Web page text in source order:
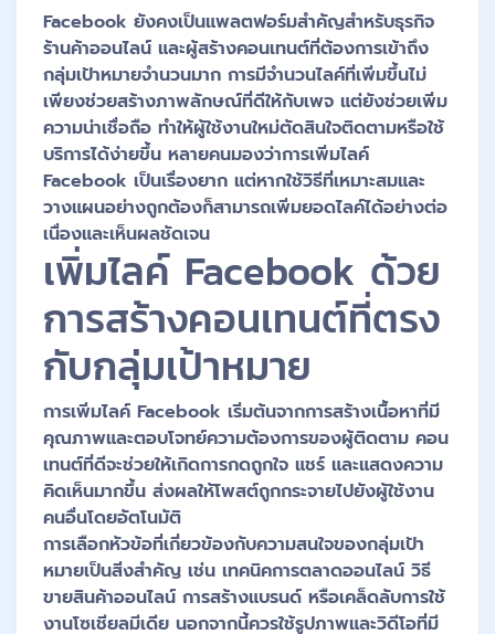
Facebook ยังคงเป็นแพลตฟอร์มสำคัญสำหรับธุรกิจ
ร้านค้าออนไลน์ และผู้สร้างคอนเทนต์ที่ต้องการเข้าถึง
กลุ่มเป้าหมายจำนวนมาก การมีจำนวนไลค์ที่เพิ่มขึ้นไม่
เพียงช่วยสร้างภาพลักษณ์ที่ดีให้กับเพจ แต่ยังช่วยเพิ่ม
ความน่าเชื่อถือ ทำให้ผู้ใช้งานใหม่ตัดสินใจติดตามหรือใช้
บริการได้ง่ายขึ้น หลายคนมองว่าการเพิ่มไลค์
Facebook เป็นเรื่องยาก แต่หากใช้วิธีที่เหมาะสมและ
วางแผนอย่างถูกต้องก็สามารถเพิ่มยอดไลค์ได้อย่างต่อ
เนื่องและเห็นผลชัดเจน
เพิ่มไลค์ Facebook ด้วย
การสร้างคอนเทนต์ที่ตรง
กับกลุ่มเป้าหมาย
การเพิ่มไลค์ Facebook เริ่มต้นจากการสร้างเนื้อหาที่มี
คุณภาพและตอบโจทย์ความต้องการของผู้ติดตาม คอน
เทนต์ที่ดีจะช่วยให้เกิดการกดถูกใจ แชร์ และแสดงความ
คิดเห็นมากขึ้น ส่งผลให้โพสต์ถูกกระจายไปยังผู้ใช้งาน
คนอื่นโดยอัตโนมัติ
การเลือกหัวข้อที่เกี่ยวข้องกับความสนใจของกลุ่มเป้า
หมายเป็นสิ่งสำคัญ เช่น เทคนิคการตลาดออนไลน์ วิธี
ขายสินค้าออนไลน์ การสร้างแบรนด์ หรือเคล็ดลับการใช้
งานโซเชียลมีเดีย นอกจากนี้ควรใช้รูปภาพและวิดีโอที่มี